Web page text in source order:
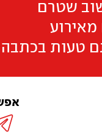
שטרם
מאירוע
טעות